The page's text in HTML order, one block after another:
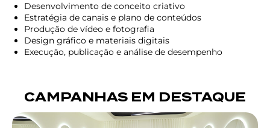
Desenvolvimento de conceito criativo
Estratégia de canais e plano de conteúdos
Produção de vídeo e fotografia
Design gráfico e materiais digitais
Execução, publicação e análise de desempenho
CAMPANHAS EM DESTAQUE